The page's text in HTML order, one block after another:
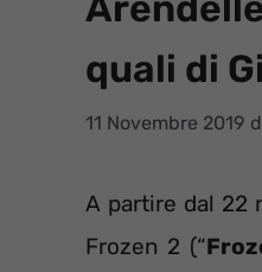
quali di
11 Novembre 2019
A partire dal 22
Frozen 2 (“